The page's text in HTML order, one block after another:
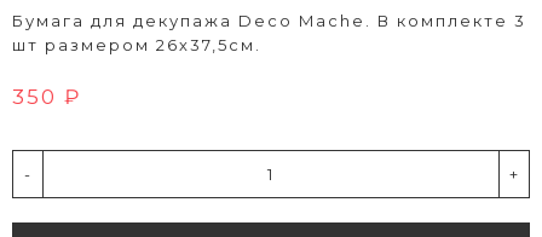
Бумага для декупажа Deco Mache. В комплекте 3
шт размером 26х37,5см.
350 ₽
- +